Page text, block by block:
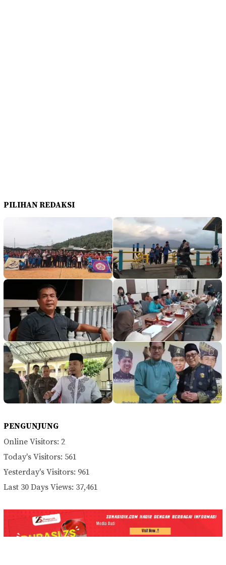
PILIHAN REDAKSI
PENGUNJUNG
Online Visitors: 2
Today's Visitors: 561
Yesterday's Visitors: 961
Last 30 Days Views: 37,461